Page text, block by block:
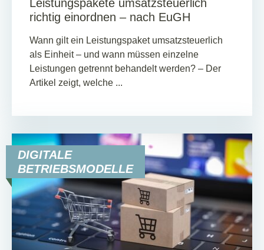
Leistungspakete umsatzsteuerlich
richtig einordnen – nach EuGH
Wann gilt ein Leistungspaket umsatzsteuerlich
als Einheit – und wann müssen einzelne
Leistungen getrennt behandelt werden? – Der
Artikel zeigt, welche ...
DIGITALE
BETRIEBSMODELLE